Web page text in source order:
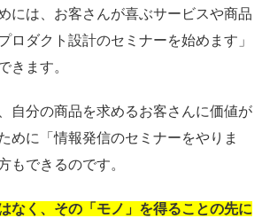
には、お客さんが喜ぶサービスや商品
ロダクト設計のセミナーを始めます」
きます。
自分の商品を求めるお客さんに価値が
めに「情報発信のセミナーをやりま
もできるのです。
なく、その「モノ」を得ることの先に